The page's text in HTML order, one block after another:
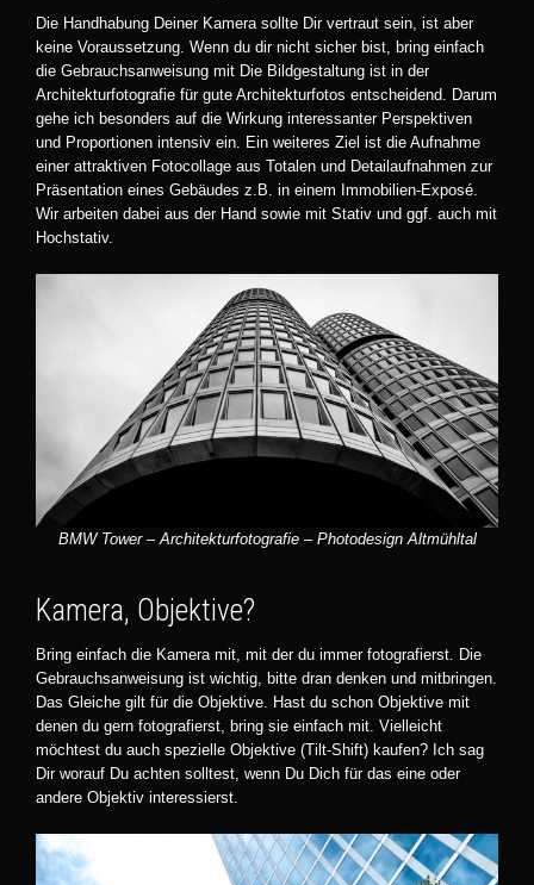
Die Handhabung Deiner Kamera sollte Dir vertraut sein, ist aber
keine Voraussetzung. Wenn du dir nicht sicher bist, bring einfach
die Gebrauchsanweisung mit Die Bildgestaltung ist in der
Architekturfotografie für gute Architekturfotos entscheidend. Darum
gehe ich besonders auf die Wirkung interessanter Perspektiven
und Proportionen intensiv ein. Ein weiteres Ziel ist die Aufnahme
einer attraktiven Fotocollage aus Totalen und Detailaufnahmen zur
Präsentation eines Gebäudes z.B. in einem Immobilien-Exposé.
Wir arbeiten dabei aus der Hand sowie mit Stativ und ggf. auch mit
Hochstativ.
BMW Tower – Architekturfotografie – Photodesign Altmühltal
Kamera, Objektive?
Bring einfach die Kamera mit, mit der du immer fotografierst. Die
Gebrauchsanweisung ist wichtig, bitte dran denken und mitbringen.
Das Gleiche gilt für die Objektive. Hast du schon Objektive mit
denen du gern fotografierst, bring sie einfach mit. Vielleicht
möchtest du auch spezielle Objektive (Tilt-Shift) kaufen? Ich sag
Dir worauf Du achten solltest, wenn Du Dich für das eine oder
andere Objektiv interessierst.